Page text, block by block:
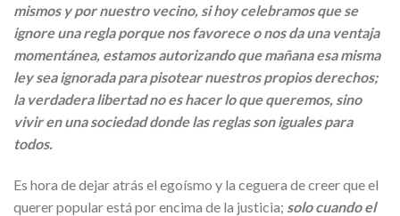
mismos y por nuestro vecino, si hoy celebramos que se
ignore una regla porque nos favorece o nos da una ventaja
momentánea, estamos autorizando que mañana esa misma
ley sea ignorada para pisotear nuestros propios derechos;
la verdadera libertad no es hacer lo que queremos, sino
vivir en una sociedad donde las reglas son iguales para
todos.
Es hora de dejar atrás el egoísmo y la ceguera de creer que el
querer popular está por encima de la justicia; solo cuando el